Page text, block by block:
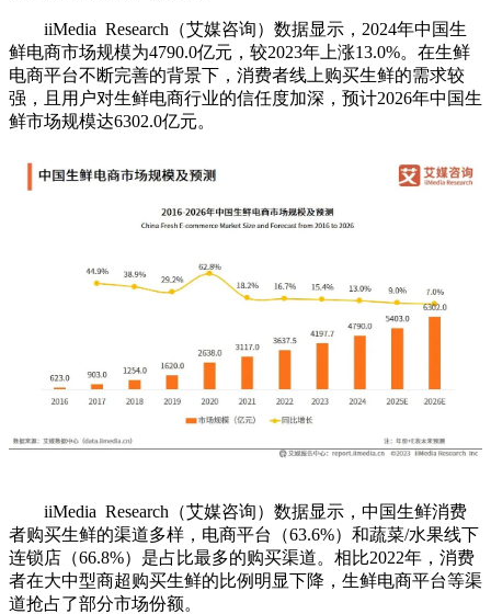
iiMedia Research（艾媒咨询）数据显示，2024年中国生
鲜电商市场规模为4790.0亿元，较2023年上涨13.0%。在生鲜
电商平台不断完善的背景下，消费者线上购买生鲜的需求较
强，且用户对生鲜电商行业的信任度加深，预计2026年中国生
鲜市场规模达6302.0亿元。
iiMedia Research（艾媒咨询）数据显示，中国生鲜消费
者购买生鲜的渠道多样，电商平台（63.6%）和蔬菜/水果线下
连锁店（66.8%）是占比最多的购买渠道。相比2022年，消费
者在大中型商超购买生鲜的比例明显下降，生鲜电商平台等渠
道抢占了部分市场份额。